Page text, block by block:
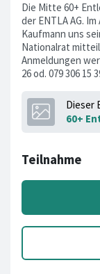
Die Mitte 60+
der ENTLA AG.
Kaufmann uns
Nationalrat
Anmeldungen
26 od. 079 306 15
Dieser
60+